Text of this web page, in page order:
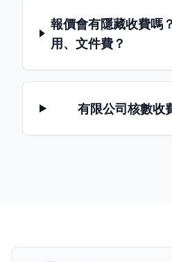
報價會有隱藏收費嗎
用、文件費？
有限公司核數收